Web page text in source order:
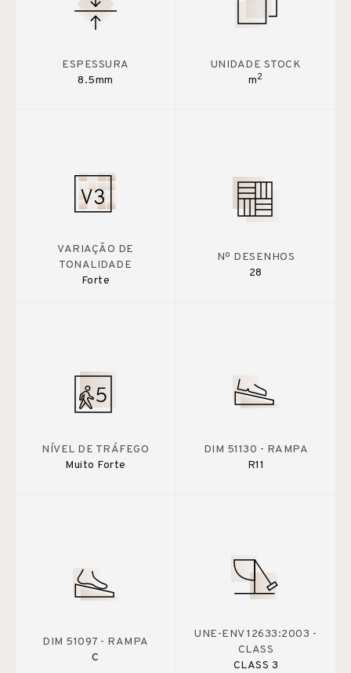
ESPESSURA
8.5mm
UNIDADE STOCK
m2
VARIAÇÃO DE
TONALIDADE
Forte
Nº DESENHOS
28
NÍVEL DE TRÁFEGO
Muito Forte
DIM 51130 - RAMPA
R11
DIM 51097 - RAMPA
C
UNE-ENV 12633:2003 -
CLASS
CLASS 3